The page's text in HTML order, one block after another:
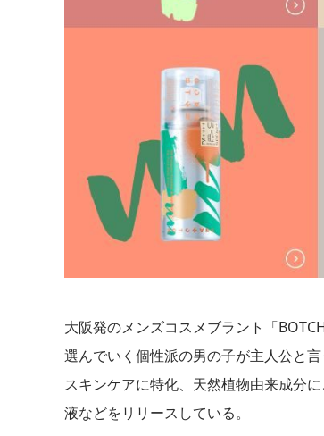
大阪発のメンズコスメブラント「
選んでいく個性派の男の子が主人公と言
スキンケアに特化、天然植物由来成分
液などをリリースしている。